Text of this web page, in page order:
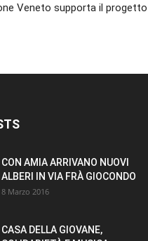
Veneto supporta il progetto
CON AMIA ARRIVANO NUOVI
ALBERI IN VIA FRÀ GIOCONDO
8 Marzo 2016
CASA DELLA GIOVANE,